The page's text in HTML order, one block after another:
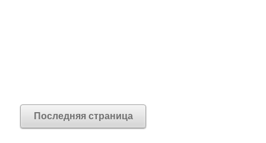
Последняя страница